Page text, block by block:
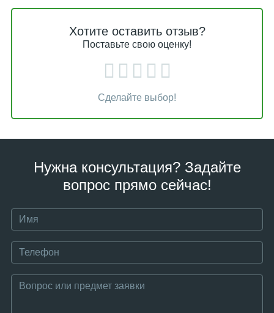
Хотите оставить отзыв?
Поставьте свою оценку!
Сделайте выбор!
Нужна консультация? Задайте
вопрос прямо сейчас!